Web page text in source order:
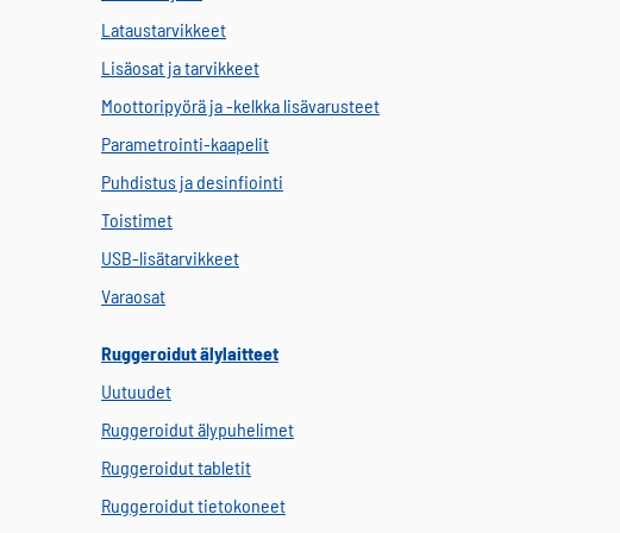
Lataustarvikkeet
Lisäosat ja tarvikkeet
Moottoripyörä ja -kelkka lisävarusteet
Parametrointi-kaapelit
Puhdistus ja desinfiointi
Toistimet
USB-lisätarvikkeet
Varaosat
Ruggeroidut älylaitteet
Uutuudet
Ruggeroidut älypuhelimet
Ruggeroidut tabletit
Ruggeroidut tietokoneet